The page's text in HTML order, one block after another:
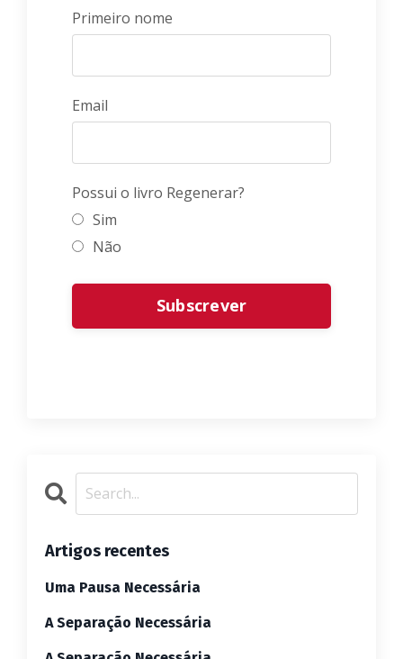
Primeiro nome
Email
Possui o livro Regenerar?
Sim
Não
Form
submission[]Subscrever
Artigos recentes
Uma Pausa Necessária
A Separação Necessária